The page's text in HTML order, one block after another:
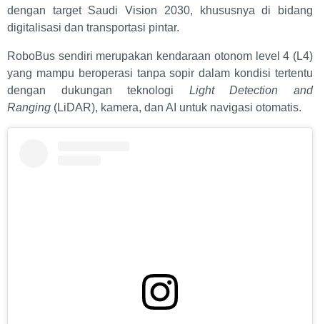
dengan target Saudi Vision 2030, khususnya di bidang
digitalisasi dan transportasi pintar.
RoboBus sendiri merupakan kendaraan otonom level 4 (L4)
yang mampu beroperasi tanpa sopir dalam kondisi tertentu
dengan dukungan teknologi Light Detection and
Ranging (LiDAR), kamera, dan AI untuk navigasi otomatis.